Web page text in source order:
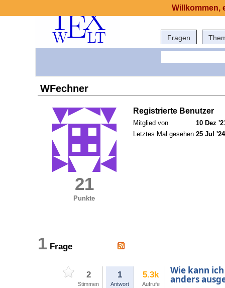
Fragen
WFechner
21
Punkte
Registrierte Benutzer
Mitglied von
10 Dez
Letztes Mal gesehen 25 Jul
1 Frage
2
Stimmen
1
Antwort
5.3k
Aufrufe
Wie kann
anders
Willkommen,